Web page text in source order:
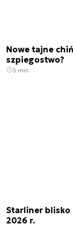
Nowe tajne
szpiegostwo?
3 min.
Starliner blisko
2026 r.